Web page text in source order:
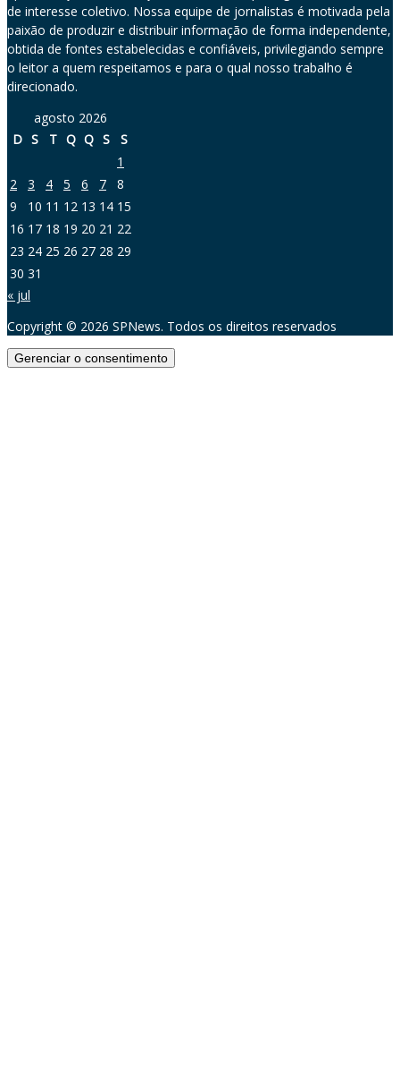
de interesse coletivo. Nossa equipe de jornalistas é motivada pela
paixão de produzir e distribuir informação de forma independente,
obtida de fontes estabelecidas e confiáveis, privilegiando sempre
o leitor a quem respeitamos e para o qual nosso trabalho é
direcionado.
agosto 2026
D S T Q Q S
S
1
2
3 4 5 6 7
8
9
10 11 12 13 14 15
16 17 18 19 20 21 22
23 24 25 26 27 28 29
30 31
« jul
Copyright © 2026 SPNews. Todos os direitos reservados
Gerenciar o consentimento